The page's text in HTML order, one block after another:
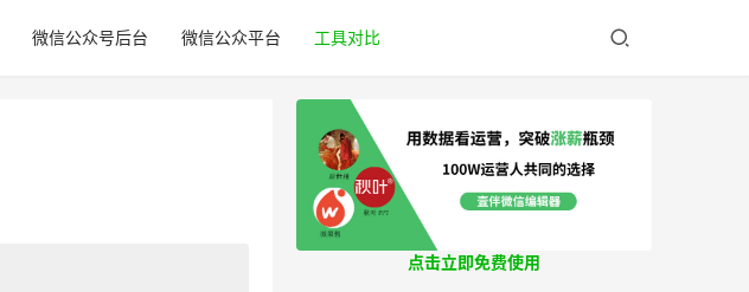
微信公众号后台 微信公众平台 工具对比
点击立即免费使用